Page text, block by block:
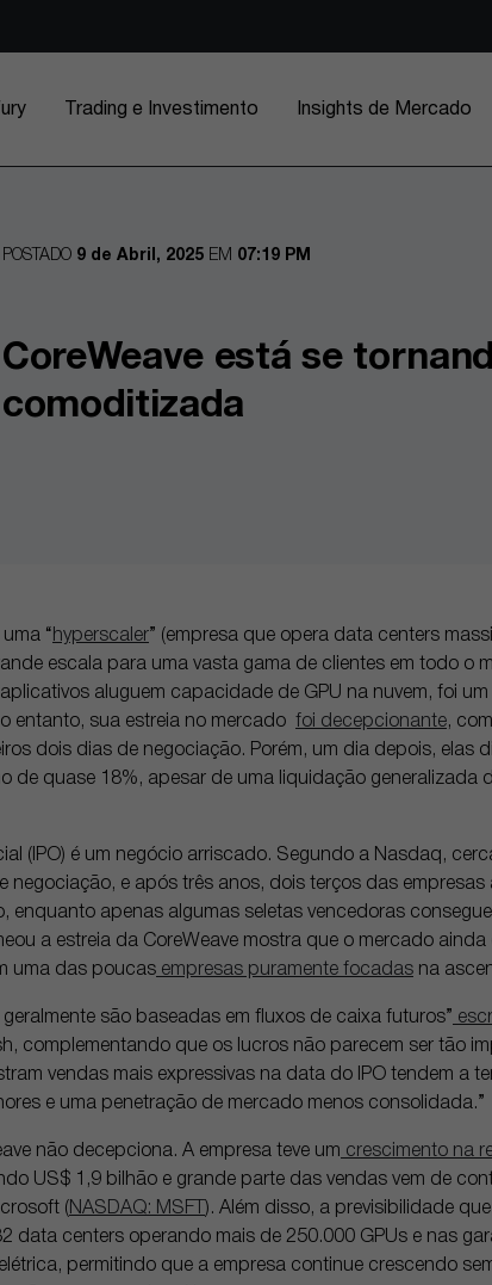
Trading e Investimento Insights de Mercado
POSTADO 9 de Abril, 2025 EM 07:19 PM
CoreWeave está se
comoditizada
uma “ hyperscaler” (empresa que opera data centers
escala para uma vasta gama de clientes em todo o
aluguem capacidade de GPU na nuvem, foi um
entanto, sua estreia no mercado foi decepcionante,
dois dias de negociação. Porém, um dia depois, elas
de quase 18%, apesar de uma liquidação generalizada
(IPO) é um negócio arriscado. Segundo a Nasdaq,
negociação, e após três anos, dois terços das
enquanto apenas algumas seletas vencedoras
a estreia da CoreWeave mostra que o mercado
uma das poucas empresas puramente focadas na
são baseadas em fluxos de caixa futuros”
complementando que os lucros não parecem ser tão
vendas mais expressivas na data do IPO tendem a
e uma penetração de mercado menos consolidada.”
não decepciona. A empresa teve um crescimento na
US$ 1,9 bilhão e grande parte das vendas vem de
( NASDAQ: MSFT ). Além disso, a previsibilidade
data centers operando mais de 250.000 GPUs e nas
permitindo que a empresa continue crescendo